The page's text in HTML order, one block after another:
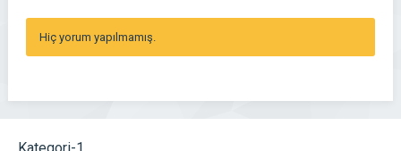
Hiç yorum yapılmamış.